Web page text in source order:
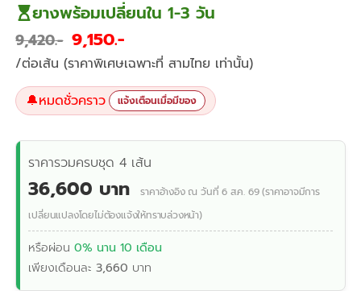
ยางพร้อมเปลี่ยนใน 1-3 วัน
9,420 9,150
/ต่อเส้น (ราคาพิเศษเฉพาะที่ สามไทย เท่านั้น)
🔔หมดชั่วคราว แจ้งเตือนเมื่อมีของ
ราคารวมครบชุด 4 เส้น
36,600 บาท
ราคาอ้างอิง ณ วันที่ 6 ส.ค. 69 (ราคาอาจมีการ
เปลี่ยนแปลงโดยไม่ต้องแจ้งให้ทราบล่วงหน้า)
หรือผ่อน0% นาน 10 เดือน
เพียงเดือนละ3,660 บาท